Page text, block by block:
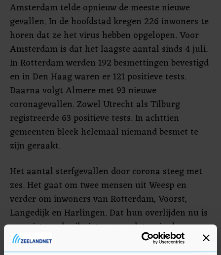
Amsterdam telde opnieuw de meeste nieuwe
gevallen. In de hoofdstad kregen 226 inwoners te
horen dat ze het virus hebben opgelopen. Voor
Amsterdam is dat het laagste aantal sinds 4 juli.
In Rotterdam werden 192 besmettingen bevestigd
en in Den Haag waren er 121 positieve tests.
Daarna volgt Almere met 93 nieuwe
coronagevallen. Zowel Utrecht als Tilburg
registreerde 63 positieve tests. In achttien
gemeenten bleek helemaal niemand besmet te
zijn geraakt.
Het aantal sterfgevallen door corona steeg met
zes. Het gaat om twee mensen uit Weesp en
verder om inwoners van Rotterdam, Voorst,
Langedijk en Harlingen. Dat hun overlijden nu is
geregistreerd, wil niet zeggen dat ze in de
afgelopen 24 uur zijn gestorven aan het virus.